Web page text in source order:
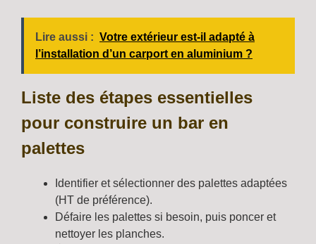
Lire aussi : Votre extérieur est-il adapté à
l’installation d’un carport en aluminium ?
Liste des étapes essentielles
pour construire un bar en
palettes
Identifier et sélectionner des palettes adaptées
(HT de préférence).
Défaire les palettes si besoin, puis poncer et
nettoyer les planches.